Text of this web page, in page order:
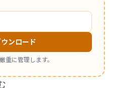
ンロード
重に管理します。